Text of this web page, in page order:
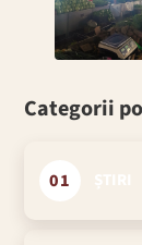
Categorii
01